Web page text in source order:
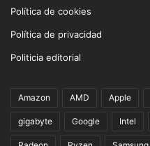
Política de cookies
Política de privacidad
Politicia editorial
Amazon AMD Apple
gigabyte Google Intel